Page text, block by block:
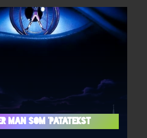
man som ‘patatekst